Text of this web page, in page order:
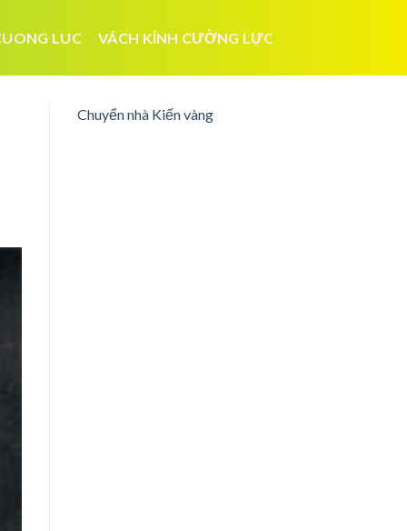
LUC VÁCH KÍNH CƯỜNG LỰC
Chuyển nhà Kiến vàng